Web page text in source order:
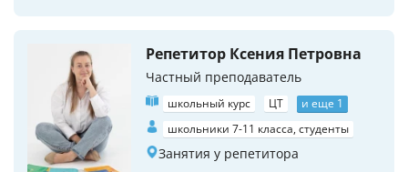
Репетитор Ксения Петровна
Частный преподаватель
школьный курс ЦТ
и еще 1
школьники 7-11 класса, студенты
Занятия у репетитора